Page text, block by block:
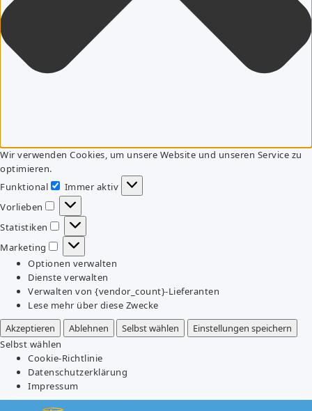
Wir verwenden Cookies, um unsere Website und unseren Service zu
optimieren.
Funktional
Funktional
Immer aktiv
Vorlieben
Vorlieben
Statistiken
Statistiken
Marketing
Marketing
Optionen verwalten
Dienste verwalten
Verwalten von {vendor_count}-Lieferanten
Lese mehr über diese Zwecke
Akzeptieren
Ablehnen Selbst wählen
Einstellungen speichern
Selbst wählen
Cookie-Richtlinie
Datenschutzerklärung
Impressum